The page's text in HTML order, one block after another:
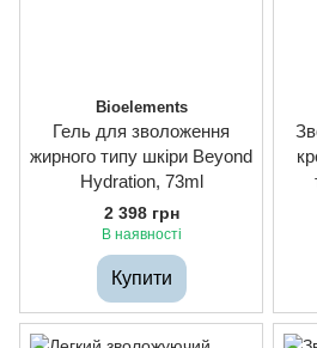
Bioelements
Гель для зволоження
жирного типу шкіри Beyond
Hydration, 73ml
2 398 грн
В наявності
Купити